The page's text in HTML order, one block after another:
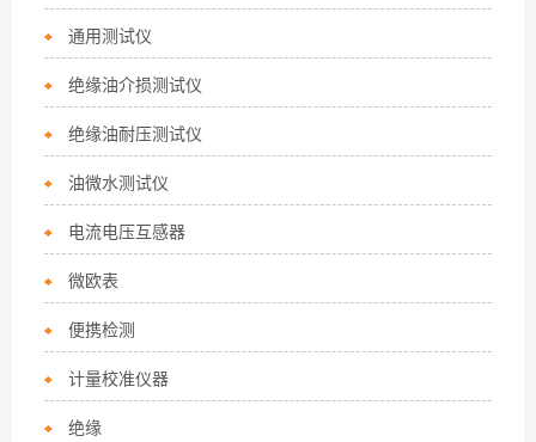
通用测试仪
绝缘油介损测试仪
绝缘油耐压测试仪
油微水测试仪
电流电压互感器
微欧表
便携检测
计量校准仪器
绝缘